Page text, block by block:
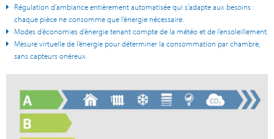
Régulation d’ambiance entièrement automatisée qui s’adapte aux besoins :
chaque pièce ne consomme que l’énergie nécessaire.
Modes d’économies d’énergie tenant compte de la météo et de l’ensoleillement.
Mesure virtuelle de l’énergie pour déterminer la consommation par chambre,
sans capteurs onéreux.